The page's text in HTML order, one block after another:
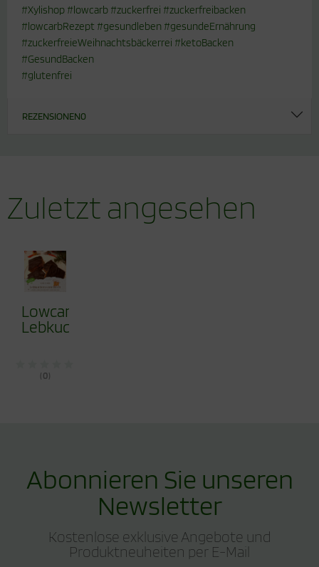
#Xylishop #lowcarb #zuckerfrei #zuckerfreibacken
#lowcarbRezept #gesundleben #gesundeErnährung
#zuckerfreieWeihnachtsbäckerrei #ketoBacken
#GesundBacken
#glutenfrei
REZENSIONEN0
Zuletzt angesehen
Lowcarb
Lebkuchen
(0)
Abonnieren Sie unseren
Newsletter
Kostenlose exklusive Angebote und
Produktneuheiten per E-Mail